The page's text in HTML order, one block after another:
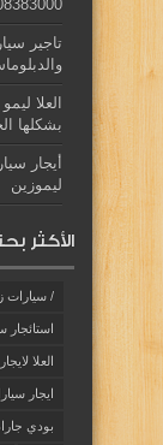
تاجير
والدبلوماسيين
بشكلها
أيجار
ليموزين
الأكثر
/ سيارات
العلا لايجار
ايجار
بودي